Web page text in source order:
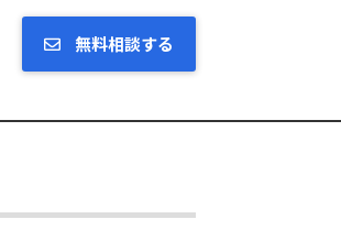
無料相談する